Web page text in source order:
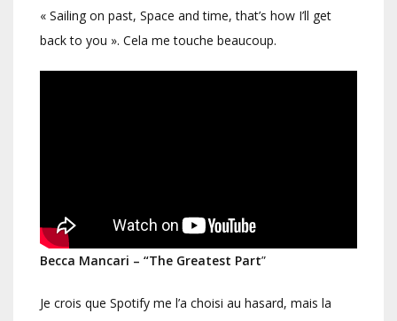
« Sailing on past, Space and time, that’s how I’ll get
back to you ». Cela me touche beaucoup.
Becca Mancari – “The Greatest Part”
Je crois que Spotify me l’a choisi au hasard, mais la